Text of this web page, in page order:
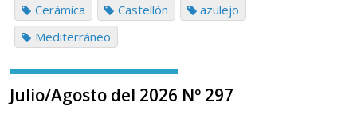
Cerámica Castellón
azulejo
Mediterráneo
Julio/Agosto del 2026 Nº 297